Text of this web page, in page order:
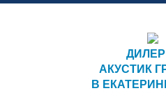
ДИЛЕР
АКУСТИК
В